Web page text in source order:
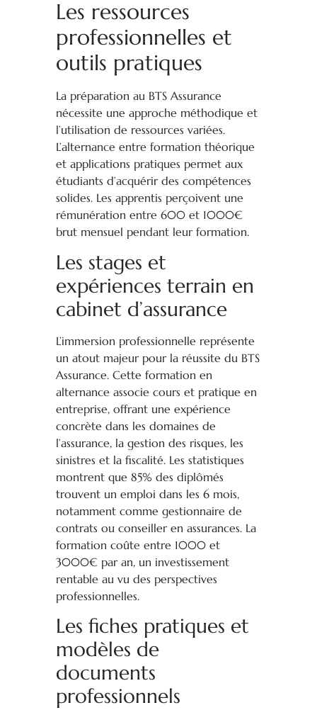
Les ressources
professionnelles et
outils pratiques
La préparation au BTS Assurance
nécessite une approche méthodique et
l’utilisation de ressources variées.
L’alternance entre formation théorique
et applications pratiques permet aux
étudiants d’acquérir des compétences
solides. Les apprentis perçoivent une
rémunération entre 600 et 1000€
brut mensuel pendant leur formation.
Les stages et
expériences terrain en
cabinet d’assurance
L’immersion professionnelle représente
un atout majeur pour la réussite du BTS
Assurance. Cette formation en
alternance associe cours et pratique en
entreprise, offrant une expérience
concrète dans les domaines de
l’assurance, la gestion des risques, les
sinistres et la fiscalité. Les statistiques
montrent que 85% des diplômés
trouvent un emploi dans les 6 mois,
notamment comme gestionnaire de
contrats ou conseiller en assurances. La
formation coûte entre 1000 et
3000€ par an, un investissement
rentable au vu des perspectives
professionnelles.
Les fiches pratiques et
modèles de
documents
professionnels